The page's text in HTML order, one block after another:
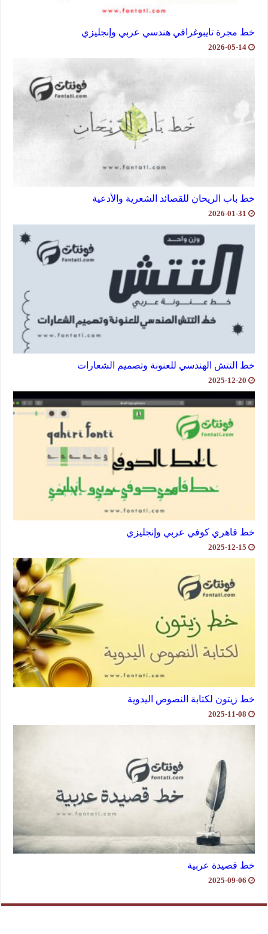
خط مجرة تايبوغرافي هندسي عربي وإنجليزي
2026-05-14
خط باب الريحان للقصائد الشعرية والأدعية
2026-01-31
خط التتش الهندسي للعنونة وتصميم الشعارات
2025-12-20
خط قاهري كوفي عربي وإنجليزي
2025-12-15
خط زيتون لكتابة النصوص اليدوية
2025-11-08
خط قصيدة عربية
2025-09-06